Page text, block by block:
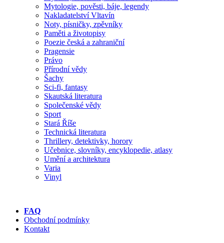
Mytologie, pověsti, báje, legendy
Nakladatelství Vltavín
Noty, písničky, zpěvníky
Paměti a životopisy
Poezie česká a zahraniční
Pragensie
Právo
Přírodní vědy
Šachy
Sci-fi, fantasy
Skautská literatura
Společenské vědy
Sport
Stará Říše
Technická literatura
Thrillery, detektivky, horory
Učebnice, slovníky, encyklopedie, atlasy
Umění a architektura
Varia
Vinyl
FAQ
Obchodní podmínky
Kontakt